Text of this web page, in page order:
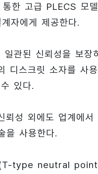
한 고급 PLECS 모
자에게 제공한다.
관된 신뢰성을 보
디스크릿 소자를
있다.
뢰성 외에도 업계에
사용한다.
type neutral point